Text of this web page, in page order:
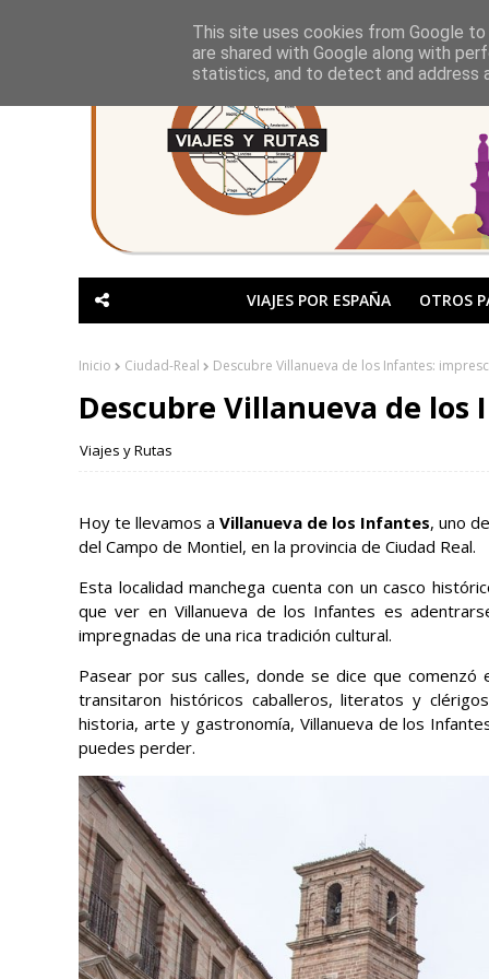
VIAJES POR ESPAÑA OTROS
Inicio Ciudad-Real Descubre Villanueva de los Infantes:
Descubre Villanueva de
Viajes y Rutas
Hoy te llevamos a Villanueva de los Infantes, uno
del Campo de Montiel, en la provincia de Ciudad Real.
Esta localidad manchega cuenta con un casco
que ver en Villanueva de los Infantes es
impregnadas de una rica tradición cultural.
Pasear por sus calles, donde se dice que
transitaron históricos caballeros, literatos y
historia, arte y gastronomía, Villanueva de los
puedes perder.
This site uses cookies from Google
are shared with Google along with
statistics, and to detect and address